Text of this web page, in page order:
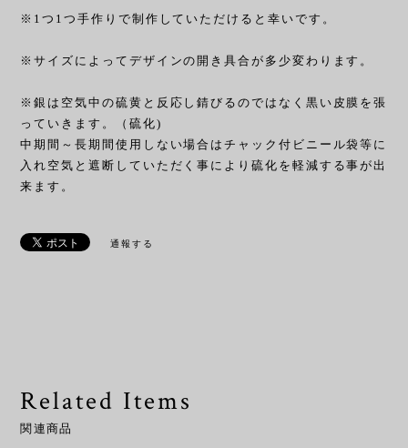
※1つ1つ手作りで制作していただけると幸いです。
※サイズによってデザインの開き具合が多少変わります。
※銀は空気中の硫黄と反応し錆びるのではなく黒い皮膜を張
っていきます。（硫化)
中期間～長期間使用しない場合はチャック付ビニール袋等に
入れ空気と遮断していただく事により硫化を軽減する事が出
来ます。
通報する
Related Items
関連商品